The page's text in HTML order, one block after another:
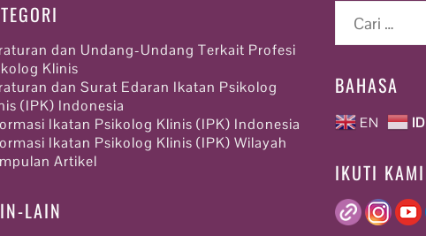
dan Undang-Undang Terkait Profesi
Klinis
dan Surat Edaran Ikatan Psikolog
(IPK) Indonesia
Ikatan Psikolog Klinis (IPK) Indonesia
Ikatan Psikolog Klinis (IPK) Wilayah
Artikel
LAIN
untuk:
BAHASA
EN ID
IKUTI KAMI